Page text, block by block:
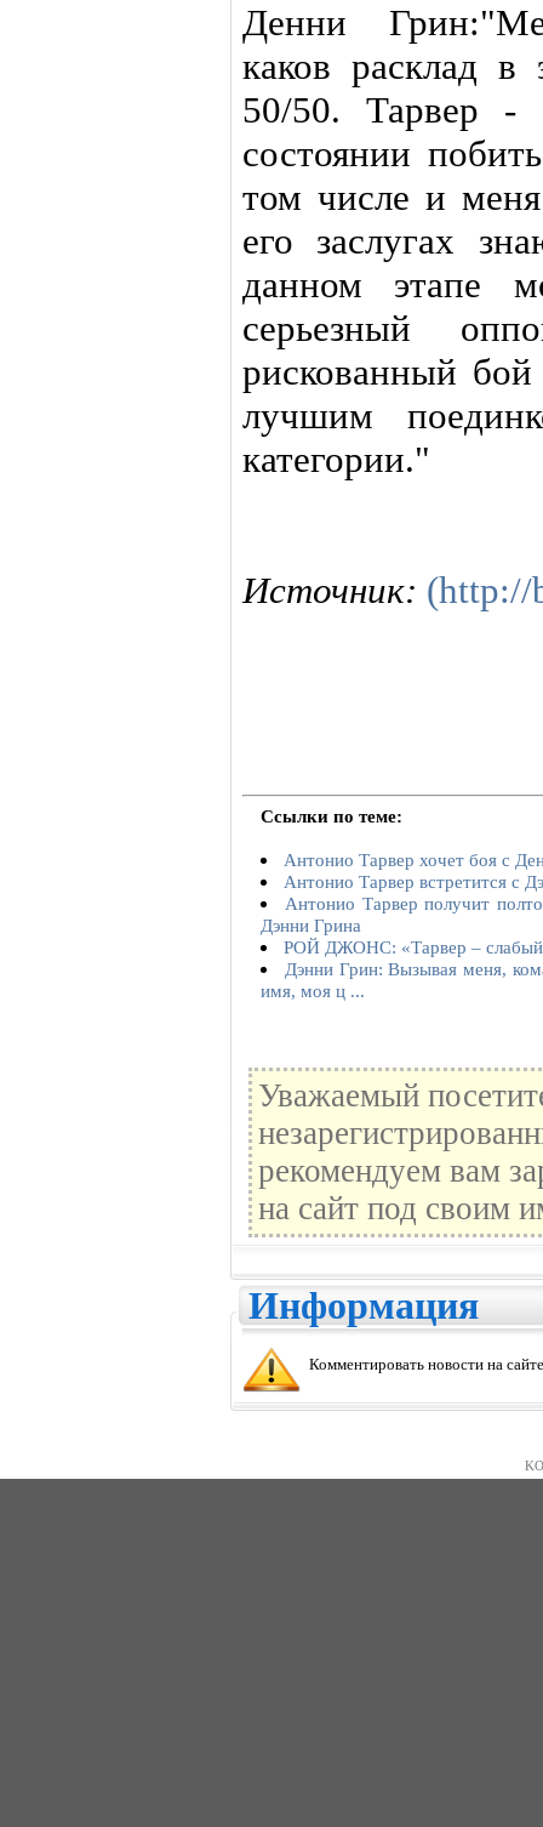
Денни
каков расклад
50/50. Тарвер -
состоянии
том числе и
его заслугах
данном этапе
серьезный
рискованный
лучшим
категории."
Источник: (http://
Ссылки по теме:
Антонио Тарвер хочет боя с
Антонио Тарвер встретится с
Антонио Тарвер получит
Дэнни Грина
РОЙ ДЖОНС: «Тарвер –
Дэнни Грин: Вызывая меня,
имя, моя ц ...
Уважаемый
рекомендуем вам
на сайт под своим
Информация
Комментировать новости на